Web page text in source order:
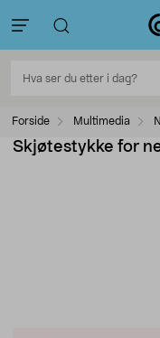
Forside Multimedia
Skjøtestykke for